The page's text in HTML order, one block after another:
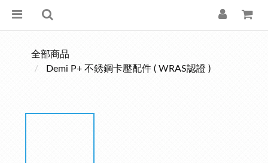
全部商品
Demi P+ 不銹鋼卡壓配件 ( WRAS認證 )